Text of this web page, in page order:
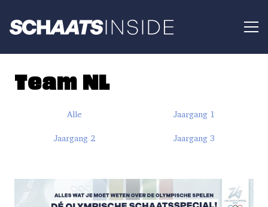
Team NL
Alle Jaargang 1
Jaargang 2 Jaargang 3